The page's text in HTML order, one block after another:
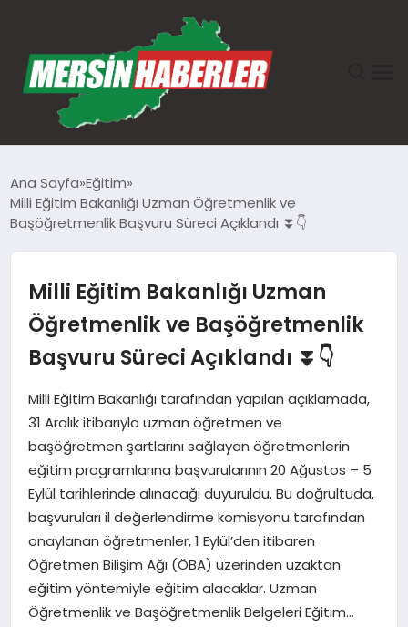
GÜNDEM
SAĞLIK
TEKNOLOJI
SPOR
YAŞAM
EĞITIM
Ana Sayfa Eğitim
Milli Eğitim Bakanlığı Uzman Öğretmenlik ve
Başöğretmenlik Başvuru Süreci Açıklandı ⏬👇
Milli Eğitim Bakanlığı Uzman
Öğretmenlik ve Başöğretmenlik
Başvuru Süreci Açıklandı ⏬👇
Milli Eğitim Bakanlığı tarafından yapılan açıklamada,
31 Aralık itibarıyla uzman öğretmen ve
başöğretmen şartlarını sağlayan öğretmenlerin
eğitim programlarına başvurularının 20 Ağustos – 5
Eylül tarihlerinde alınacağı duyuruldu. Bu doğrultuda,
başvuruları il değerlendirme komisyonu tarafından
onaylanan öğretmenler, 1 Eylül’den itibaren
Öğretmen Bilişim Ağı (ÖBA) üzerinden uzaktan
eğitim yöntemiyle eğitim alacaklar. Uzman
Öğretmenlik ve Başöğretmenlik Belgeleri Eğitim…